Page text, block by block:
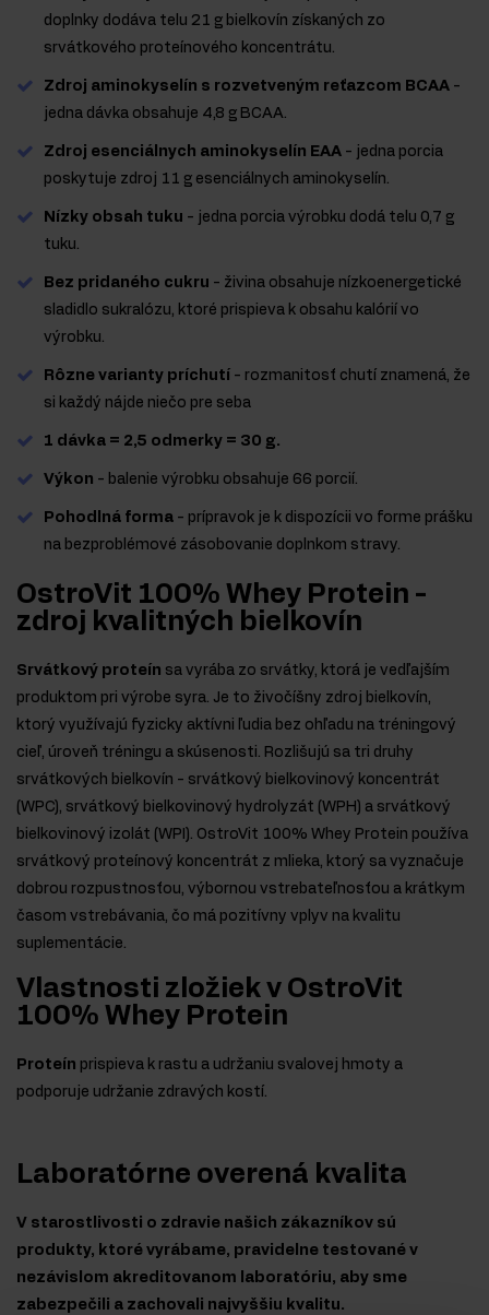
doplnky dodáva telu 21 g bielkovín získaných zo
srvátkového proteínového koncentrátu.
Zdroj aminokyselín s rozvetveným reťazcom BCAA -
jedna dávka obsahuje 4,8 g BCAA.
Zdroj esenciálnych aminokyselín EAA - jedna porcia
poskytuje zdroj 11 g esenciálnych aminokyselín.
Nízky obsah tuku - jedna porcia výrobku dodá telu 0,7 g
tuku.
Bez pridaného cukru - živina obsahuje nízkoenergetické
sladidlo sukralózu, ktoré prispieva k obsahu kalórií vo
výrobku.
Rôzne varianty príchutí - rozmanitosť chutí znamená, že
si každý nájde niečo pre seba
1 dávka = 2,5 odmerky = 30 g.
Výkon - balenie výrobku obsahuje 66 porcií.
Pohodlná forma - prípravok je k dispozícii vo forme prášku
na bezproblémové zásobovanie doplnkom stravy.
OstroVit 100% Whey Protein -
zdroj kvalitných bielkovín
Srvátkový proteín sa vyrába zo srvátky, ktorá je vedľajším
produktom pri výrobe syra. Je to živočíšny zdroj bielkovín,
ktorý využívajú fyzicky aktívni ľudia bez ohľadu na tréningový
cieľ, úroveň tréningu a skúsenosti. Rozlišujú sa tri druhy
srvátkových bielkovín - srvátkový bielkovinový koncentrát
(WPC), srvátkový bielkovinový hydrolyzát (WPH) a srvátkový
bielkovinový izolát (WPI). OstroVit 100% Whey Protein používa
srvátkový proteínový koncentrát z mlieka, ktorý sa vyznačuje
dobrou rozpustnosťou, výbornou vstrebateľnosťou a krátkym
časom vstrebávania, čo má pozitívny vplyv na kvalitu
suplementácie.
Vlastnosti zložiek v OstroVit
100% Whey Protein
Proteín prispieva k rastu a udržaniu svalovej hmoty a
podporuje udržanie zdravých kostí.
Laboratórne overená kvalita
V starostlivosti o zdravie našich zákazníkov sú
produkty, ktoré vyrábame, pravidelne testované v
nezávislom akreditovanom laboratóriu, aby sme
zabezpečili a zachovali najvyššiu kvalitu.